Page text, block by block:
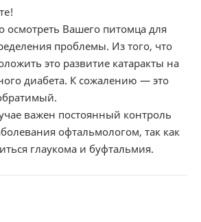
осмотреть Вашего питомца для
проблемы. Из того, что
это развитие катаракты на
диабета. К сожалению — это
важен постоянный контроль
офтальмологом, так как
глаукома и буфтальмия.